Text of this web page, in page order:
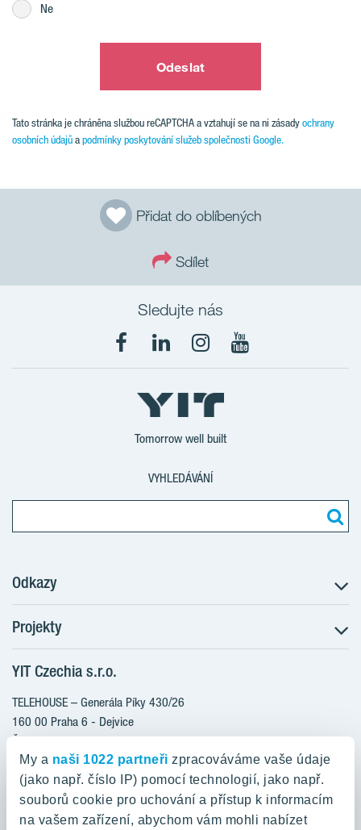
My a naši 1022 partneři zpracováváme vaše údaje
(jako např. číslo IP) pomocí technologií, jako např.
souborů cookie pro uchování a přístup k informacím
na vašem zařízení, abychom vám mohli nabízet
Přidat do oblíbených
Sdílet
Ne
Odeslat
Tato stránka je chráněna službou reCAPTCHA a vztahují se na ni zásadyochrany
osobních údajůapodmínky poskytování služeb společnosti Google.
Sledujte nás
Tomorrow well built
VYHLEDÁVÁNÍ
Odkazy
Postup koupě
Klientské změny
Aktuality
Blog
Kariéra
O nás
YIT PLUS
Projekty
RANTA Barrandov III
RANTA Barrandov IV
TOIVO Roztyly II
KALEVALA
VIRTA Kladno
KATTILA Kamýk
YIT Czechia s.r.o.
TELEHOUSE – Generála Píky 430/26
160 00 Praha 6 - Dejvice
Česká republika
800 200 666
domov@yit.cz